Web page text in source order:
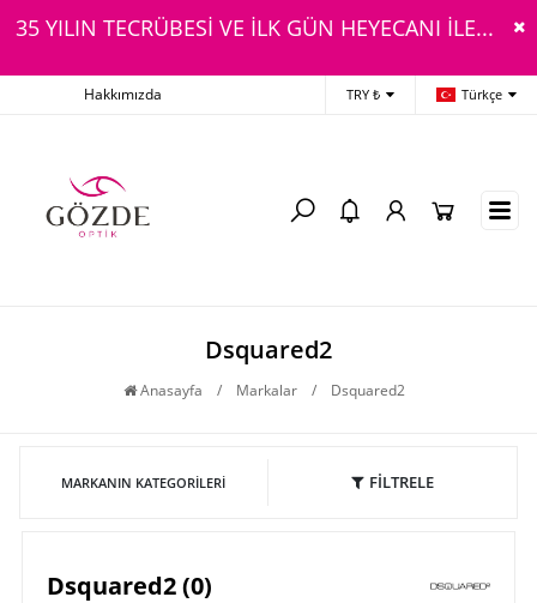
35 YILIN TECRÜBESİ VE İLK GÜN HEYECANI İLE...
Hakkımızda TRY ₺ Türkçe
Dsquared2
Anasayfa / Markalar / Dsquared2
MARKANIN KATEGORILERI FİLTRELE
Dsquared2 (0)